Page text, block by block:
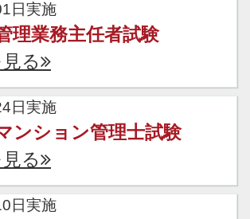
日実施
理業務主任者試験
る
日実施
ンション管理士試験
る
日実施